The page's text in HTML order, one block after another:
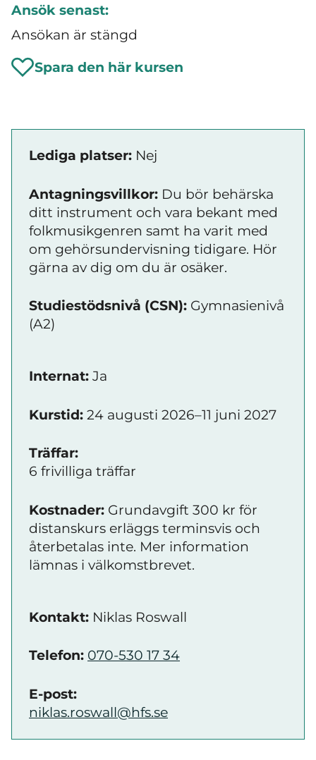
Ansök senast:
Ansökan är stängd
Spara den här kursen
Lediga platser: Nej
Antagningsvillkor: Du bör behärska
ditt instrument och vara bekant med
folkmusikgenren samt ha varit med
om gehörsundervisning tidigare. Hör
gärna av dig om du är osäker.
Studiestödsnivå (CSN): Gymnasienivå
(A2)
Internat: Ja
Kurstid: 24 augusti 2026–11 juni 2027
Träffar:
6 frivilliga träffar
Kostnader: Grundavgift 300 kr för
distanskurs erläggs terminsvis och
återbetalas inte. Mer information
lämnas i välkomstbrevet.
Kontakt: Niklas Roswall
Telefon: 070-530 17 34
E-post:
niklas.roswall@hfs.se